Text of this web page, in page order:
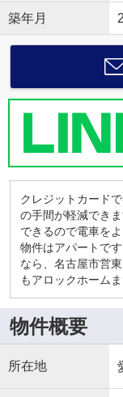
築年月
クレジットカード
の手間が軽減でき
できるので電車を
物件はアパートで
なら、名古屋市営
もアロックホーム
物件概要
所在地